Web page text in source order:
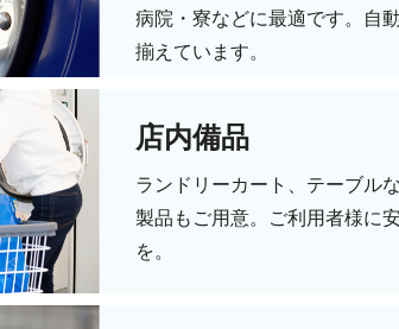
病院・寮などに最適です。自
揃えています。
店内備品
ランドリーカート、テーブル
製品もご用意。ご利用者様に
を。